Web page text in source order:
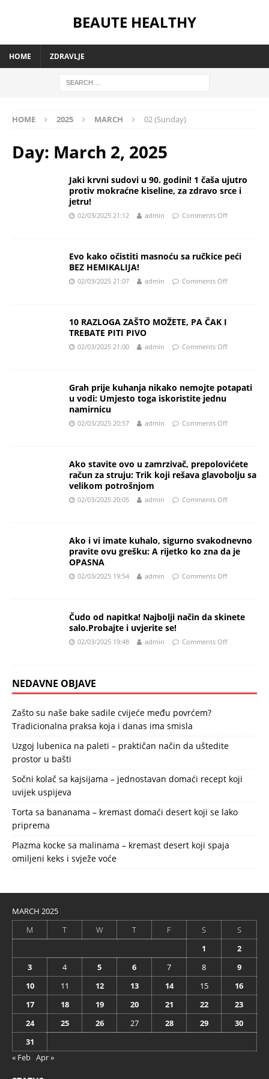
BEAUTE HEALTHY
HOME ZDRAVLJE
HOME 2025 MARCH 02 (Sunday)
Day: March 2, 2025
Jaki krvni sudovi u 90. godini! 1 čaša ujutro
protiv mokraćne kiseline, za zdravo srce i
jetru!
02/03/2025 21:12 admin Comments Off
Evo kako očistiti masnoću sa ručkice peći
BEZ HEMIKALIJA!
02/03/2025 21:07 admin Comments Off
10 RAZLOGA ZAŠTO MOŽETE, PA ČAK I
TREBATE PITI PIVO
02/03/2025 21:00 admin Comments Off
Grah prije kuhanja nikako nemojte potapati
u vodi: Umjesto toga iskoristite jednu
namirnicu
02/03/2025 20:57 admin Comments Off
Ako stavite ovo u zamrzivač, prepolovićete
račun za struju: Trik koji rešava glavobolju sa
velikom potrošnjom
02/03/2025 20:05 admin Comments Off
Ako i vi imate kuhalo, sigurno svakodnevno
pravite ovu grešku: A rijetko ko zna da je
OPASNA
02/03/2025 19:54 admin Comments Off
Čudo od napitka! Najbolji način da skinete
salo.Probajte i uvjerite se!
02/03/2025 19:48 admin Comments Off
NEDAVNE OBJAVE
Zašto su naše bake sadile cvijeće među povrćem?
Tradicionalna praksa koja i danas ima smisla
Uzgoj lubenica na paleti – praktičan način da uštedite
prostor u bašti
Sočni kolač sa kajsijama – jednostavan domaći recept koji
uvijek uspijeva
Torta sa bananama – kremast domaći desert koji se lako
priprema
Plazma kocke sa malinama – kremast desert koji spaja
omiljeni keks i svježe voće
MARCH 2025
M
T W T F S
S
1
2
3
4 5 6 7 8
9
10
11 12 13 14 15
16
17
18 19 20 21 22
23
24
25 26 27 28 29
30
31
« Feb Apr »